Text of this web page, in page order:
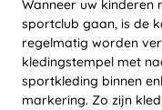
Wanneer uw kinderen
sportclub gaan, is de
regelmatig worden
kledingstempel met
sportkleding binnen
markering. Zo zijn